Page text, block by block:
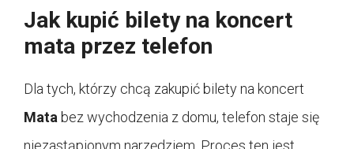
Jak kupić bilety na koncert
mata przez telefon
Dla tych, którzy chcą zakupić bilety na koncert
Mata bez wychodzenia z domu, telefon staje się
niezastąpionym narzędziem. Proces ten jest